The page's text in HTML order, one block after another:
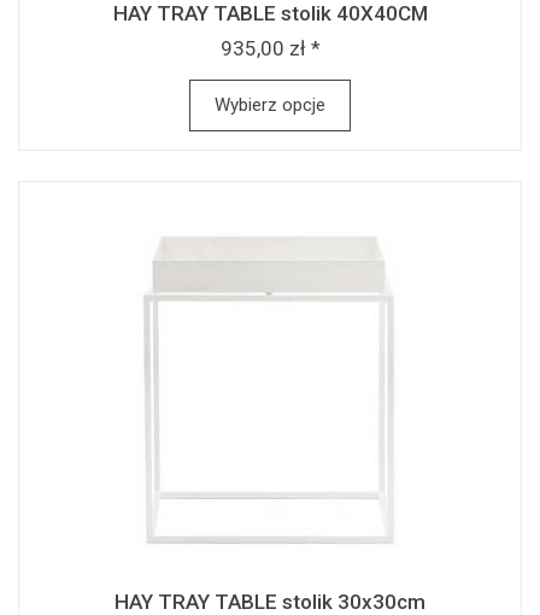
HAY TRAY TABLE stolik 40X40CM
935,00 zł *
Wybierz opcje
HAY TRAY TABLE stolik 30x30cm